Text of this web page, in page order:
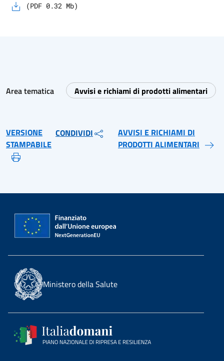
(PDF 0.32 Mb)
Area tematica Avvisi e richiami di prodotti alimentari
VERSIONE
STAMPABILE
CONDIVIDI
AVVISI E RICHIAMI DI
PRODOTTI ALIMENTARI
Ministero della Salute